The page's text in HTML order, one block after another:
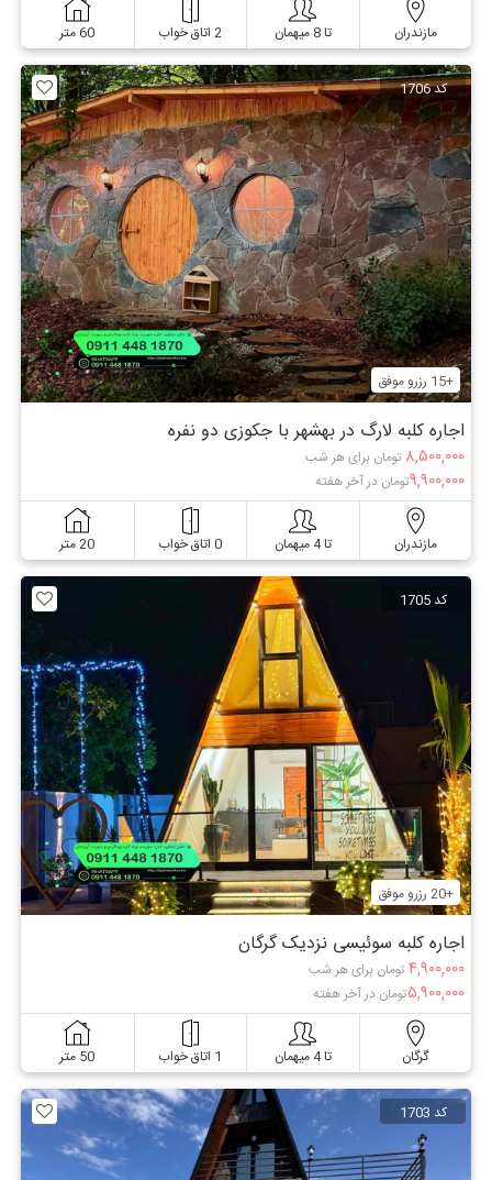
مازندران تا 8 میهمان 2 اتاق خواب 60 متر
کد 1706
+15 رزرو موفق
اجاره کلبه لارگ در بهشهر با جکوزی دو نفره
۸,۵۰۰,۰۰۰ تومان برای هر شب
۹,۹۰۰,۰۰۰تومان در آخر هفته
مازندران تا 4 میهمان 0 اتاق خواب 20 متر
کد 1705
+20 رزرو موفق
اجاره کلبه سوئیسی نزدیک گرگان
۴,۹۰۰,۰۰۰ تومان برای هر شب
۵,۹۰۰,۰۰۰تومان در آخر هفته
گرگان تا 4 میهمان 1 اتاق خواب 50 متر
کد 1703